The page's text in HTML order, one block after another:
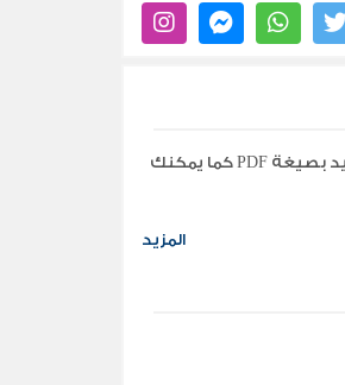
تحميل جميع مؤلفات وكتب الكاتب كامل الكيلاني مجانا علي موقع فور ريد بصيغة PDF كما يمكنك
المزيد